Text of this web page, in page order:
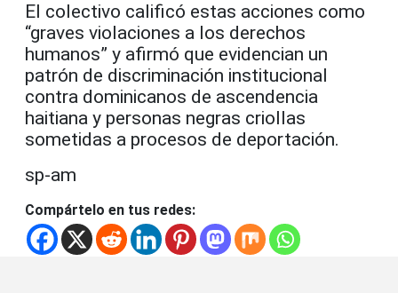
El colectivo calificó estas acciones como
“graves violaciones a los derechos
humanos” y afirmó que evidencian un
patrón de discriminación institucional
contra dominicanos de ascendencia
haitiana y personas negras criollas
sometidas a procesos de deportación.
sp-am
Compártelo en tus redes: